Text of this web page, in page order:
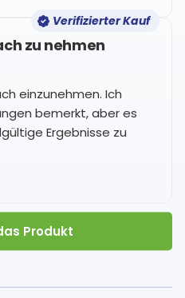
Verifizierter Kauf
zu nehmen
einzunehmen. Ich
bemerkt, aber es
Ergebnisse zu
Produkt